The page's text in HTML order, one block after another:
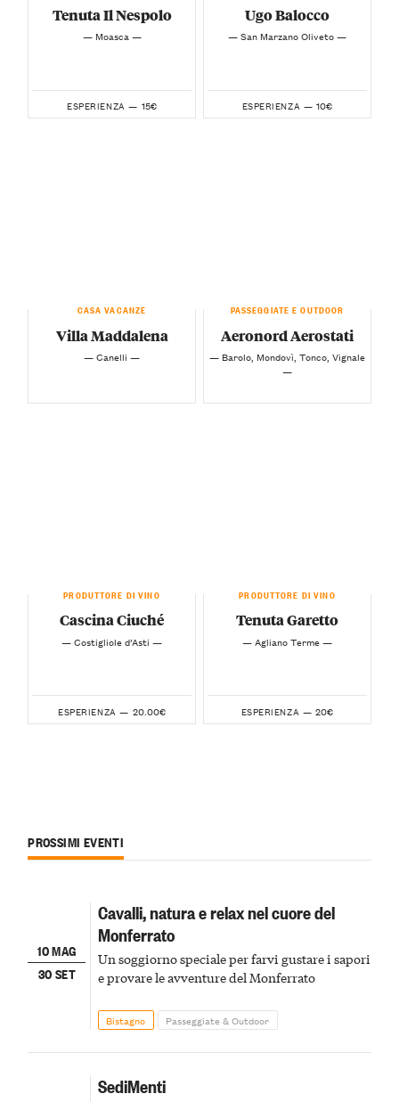
Tenuta Il Nespolo
— Moasca —
ESPERIENZA — 15€
Ugo Balocco
— San Marzano Oliveto —
ESPERIENZA — 10€
CASA VACANZE
Villa Maddalena
— Canelli —
PASSEGGIATE E OUTDOOR
Aeronord Aerostati
— Barolo, Mondovì, Tonco, Vignale
—
PRODUTTORE DI VINO
Cascina Ciuché
— Costigliole d’Asti —
ESPERIENZA — 20.00€
PRODUTTORE DI VINO
Tenuta Garetto
— Agliano Terme —
ESPERIENZA — 20€
PROSSIMI EVENTI
10 MAG
30 SET
Cavalli, natura e relax nel cuore del
Monferrato
Un soggiorno speciale per farvi gustare i sapori
e provare le avventure del Monferrato
Bistagno Passeggiate & Outdoor
SediMenti